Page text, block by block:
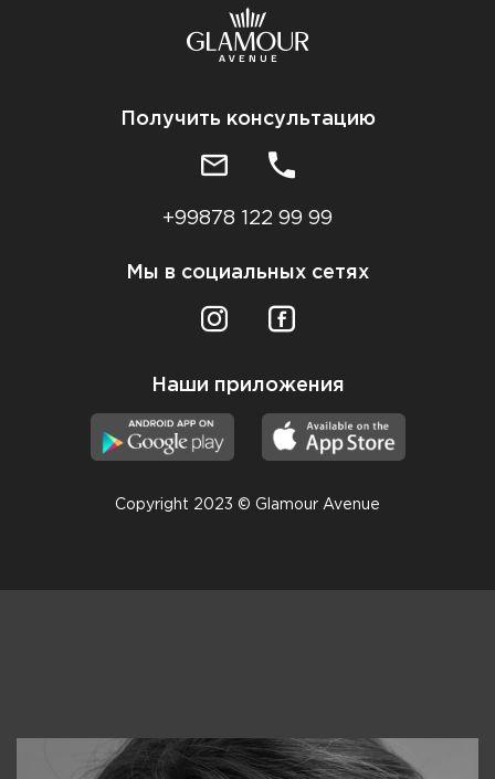
Получить консультацию
+99878 122 99 99
Мы в социальных сетях
Наши приложения
Copyright 2023 © Glamour Avenue